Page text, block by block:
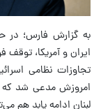
به گزارش فارس؛ در
ایران و آمریکا،
تجاوزات نظامی
امروزش مدعی شد که
لبنان ادامه یابد هم